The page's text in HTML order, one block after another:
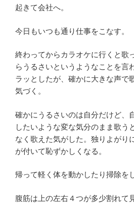
起きて会社へ。
今日もいつも通り仕事をこなす。
終わってからカラオケに行くと歌
らうるさいというようなことを言
ラッとしたが、確かに大きな声で
気づく。
確かにうるさいのは自分だけど、
したいような変な気分のまま歌う
なく歌えた気がした。独りよがり
が付いて恥ずかしくなる。
帰って軽く体を動かしたり掃除を
腹筋は上の左右４つが多少割れて